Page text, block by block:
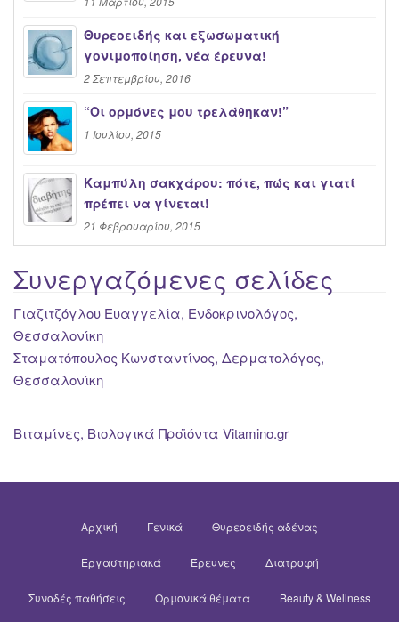
Θυρεοειδής και εξωσωματική
γονιμοποίηση, νέα έρευνα!
2 Σεπτεμβρίου, 2016
“Oι ορμόνες μου τρελάθηκαν!”
1 Ιουλίου, 2015
Καμπύλη σακχάρου: πότε, πώς και γιατί
πρέπει να γίνεται!
21 Φεβρουαρίου, 2015
Συνεργαζόμενες σελίδες
Γιαζιτζόγλου Ευαγγελία, Ενδοκρινολόγος,
Θεσσαλονίκη
Σταματόπουλος Κωνσταντίνος, Δερματολόγος,
Θεσσαλονίκη
Βιταμίνες, Βιολογικά Προϊόντα Vitamino.gr
Αρχική Γενικά Θυρεοειδής αδένας
Εργαστηριακά Έρευνες Διατροφή
Συνοδές παθήσεις Ορμονικά θέματα Beauty & Wellness